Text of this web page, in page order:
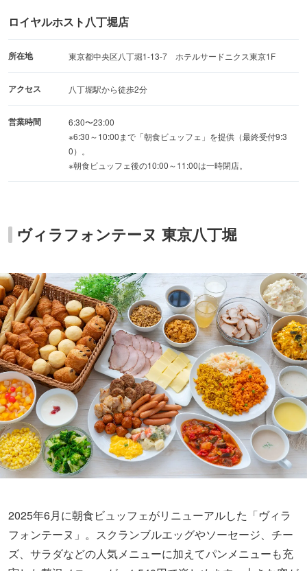
ロイヤルホスト八丁堀店
所在地 東京都中央区八丁堀1-13-7 ホテルサードニクス東京1F
アクセス 八丁堀駅から徒歩2分
営業時間
6:30〜23:00
※6:30～10:00まで「朝食ビュッフェ」を提供（最終受付9:3
0）。
※朝食ビュッフェ後の10:00～11:00は一時閉店。
ヴィラフォンテーヌ 東京八丁堀
2025年6月に朝食ビュッフェがリニューアルした「ヴィラ
フォンテーヌ」。スクランブルエッグやソーセージ、チー
ズ、サラダなどの人気メニューに加えてパンメニューも充